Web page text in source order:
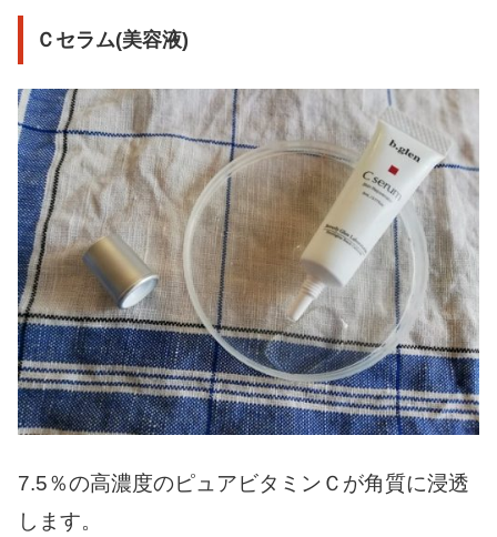
Ｃセラム(美容液)
7.5％の高濃度のピュアビタミンＣ が角質に浸透
します。